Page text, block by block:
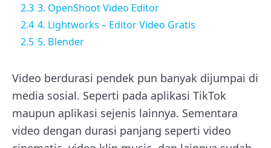
2.3 3. OpenShoot Video Editor
2.4 4. Lightworks – Editor Video Gratis
2.5 5. Blender
Video berdurasi pendek pun banyak dijumpai di
media sosial. Seperti pada aplikasi TikTok
maupun aplikasi sejenis lainnya. Sementara
video dengan durasi panjang seperti video